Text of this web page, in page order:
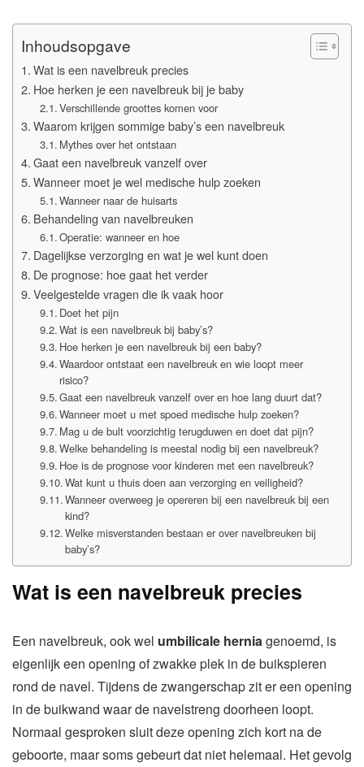
Inhoudsopgave
Wat is een navelbreuk precies
Hoe herken je een navelbreuk bij je baby
Verschillende groottes komen voor
Waarom krijgen sommige baby’s een navelbreuk
Mythes over het ontstaan
Gaat een navelbreuk vanzelf over
Wanneer moet je wel medische hulp zoeken
Wanneer naar de huisarts
Behandeling van navelbreuken
Operatie: wanneer en hoe
Dagelijkse verzorging en wat je wel kunt doen
De prognose: hoe gaat het verder
Veelgestelde vragen die ik vaak hoor
Doet het pijn
Wat is een navelbreuk bij baby’s?
Hoe herken je een navelbreuk bij een baby?
Waardoor ontstaat een navelbreuk en wie loopt meer
risico?
Gaat een navelbreuk vanzelf over en hoe lang duurt dat?
Wanneer moet u met spoed medische hulp zoeken?
Mag u de bult voorzichtig terugduwen en doet dat pijn?
Welke behandeling is meestal nodig bij een navelbreuk?
Hoe is de prognose voor kinderen met een navelbreuk?
Wat kunt u thuis doen aan verzorging en veiligheid?
Wanneer overweeg je opereren bij een navelbreuk bij een
kind?
Welke misverstanden bestaan er over navelbreuken bij
baby’s?
Wat is een navelbreuk precies
Een navelbreuk, ook wel umbilicale herniagenoemd, is
eigenlijk een opening of zwakke plek in de buikspieren
rond de navel. Tijdens de zwangerschap zit er een opening
in de buikwand waar de navelstreng doorheen loopt.
Normaal gesproken sluit deze opening zich kort na de
geboorte, maar soms gebeurt dat niet helemaal. Het gevolg